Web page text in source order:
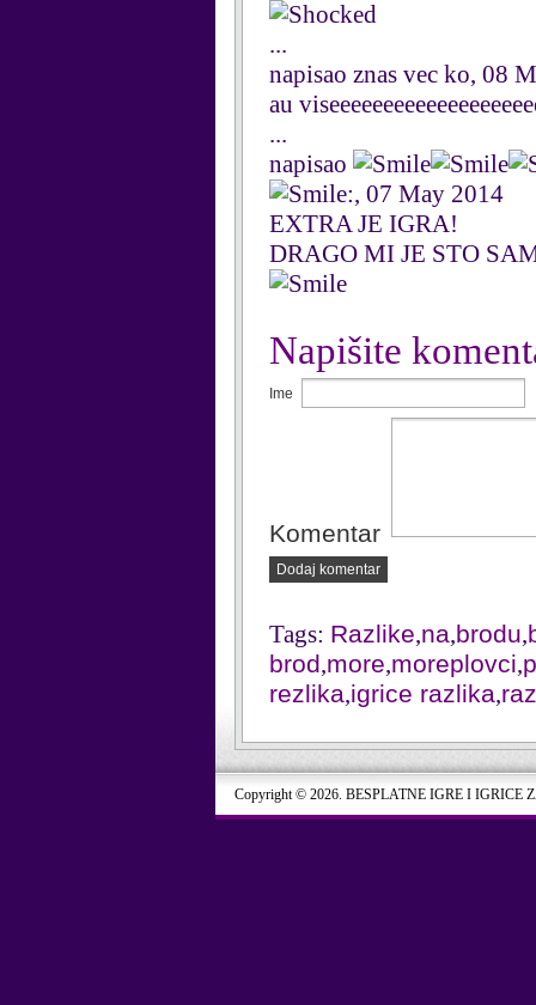
...
napisao znas vec ko, 08
au
...
napisao
:, 07 May 2014
EXTRA JE IGRA!
DRAGO MI JE STO
Napišite
Ime
Komentar
Dodaj komentar
Tags: Razlike,na,brodu,
brod,more,moreplovci,
rezlika,igrice razlika,
Copyright © 2026. BESPLATNE IGRE I IGRICE